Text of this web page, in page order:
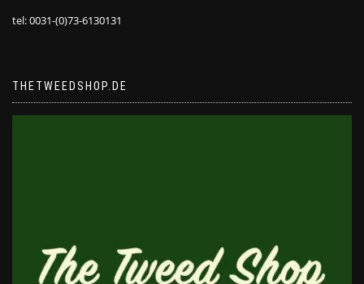
tel: 0031-(0)73-6130131
THETWEEDSHOP.DE